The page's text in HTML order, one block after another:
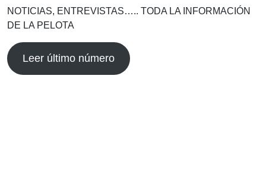
NOTICIAS, ENTREVISTAS….. TODA LA INFORMACIÓN
DE LA PELOTA
Leer último número